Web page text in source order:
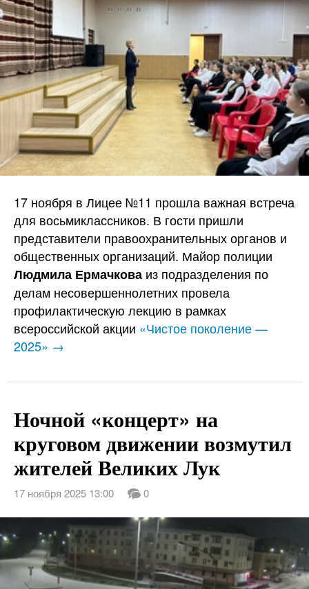
17 ноября в Лицее №11 прошла важная встреча
для восьмиклассников. В гости пришли
представители правоохранительных органов и
общественных организаций. Майор полиции
Людмила Ермачкова из подразделения по
делам несовершеннолетних провела
профилактическую лекцию в рамках
всероссийской акции «Чистое поколение —
2025» →
Ночной «концерт» на
круговом движении возмутил
жителей Великих Лук
17 ноября 2025 13:00 0